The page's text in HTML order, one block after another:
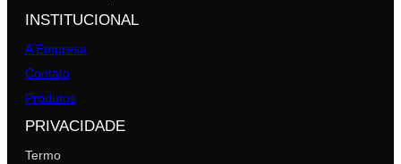
INSTITUCIONAL
A Empresa
Contato
Produtos
PRIVACIDADE
Termo